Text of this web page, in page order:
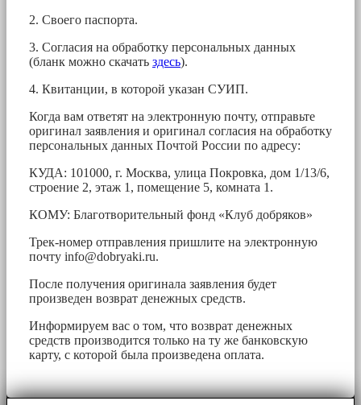
2. Своего паспорта.
3. Согласия на обработку персональных данных
(бланк можно скачать здесь).
4. Квитанции, в которой указан СУИП.
Когда вам ответят на электронную почту, отправьте
оригинал заявления и оригинал согласия на обработку
персональных данных Почтой России по адресу:
КУДА: 101000, г. Москва, улица Покровка, дом 1/13/6,
строение 2, этаж 1, помещение 5, комната 1.
КОМУ: Благотворительный фонд «Клуб добряков»
Трек-номер отправления пришлите на электронную
почту info@dobryaki.ru.
После получения оригинала заявления будет
произведен возврат денежных средств.
Информируем вас о том, что возврат денежных
средств производится только на ту же банковскую
карту, с которой была произведена оплата.